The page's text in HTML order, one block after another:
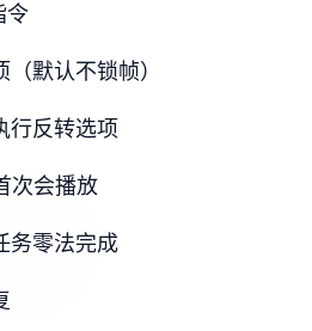
令
默认不锁帧）
行反转选项
次会播放
务零法完成